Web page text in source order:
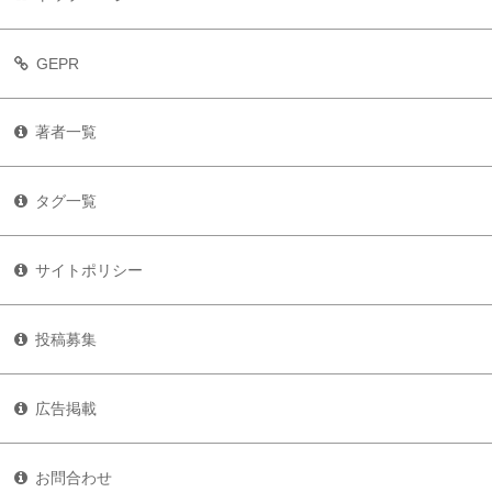
GEPR
著者一覧
タグ一覧
サイトポリシー
投稿募集
広告掲載
お問合わせ